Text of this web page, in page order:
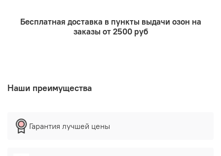
Бесплатная доставка в пункты выдачи озон на
заказы от 2500 руб
Наши преимущества
Гарантия лучшей цены